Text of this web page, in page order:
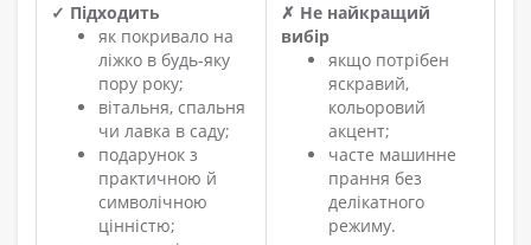
✓ Підходить
як покривало на
ліжко в будь-яку
пору року;
вітальня, спальня
чи лавка в саду;
подарунок з
практичною й
символічною
цінністю;
✗ Не найкращий
вибір
якщо потрібен
яскравий,
кольоровий
акцент;
часте машинне
прання без
делікатного
режиму.